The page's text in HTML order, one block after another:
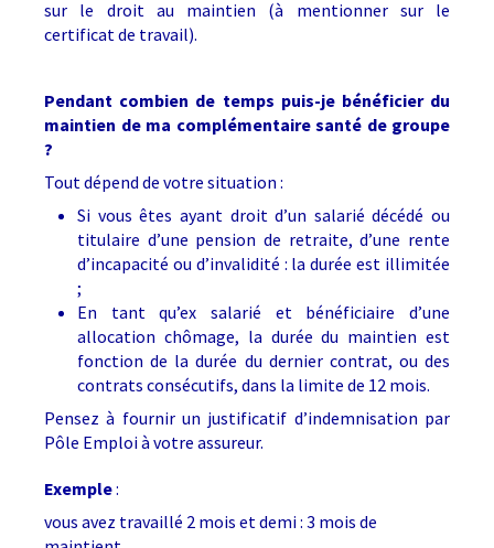
sur le droit au maintien (à mentionner sur le
certificat de travail).
Pendant combien de temps puis-je bénéficier du
maintien de ma complémentaire santé de groupe
?
Tout dépend de votre situation :
Si vous êtes ayant droit d’un salarié décédé ou
titulaire d’une pension de retraite, d’une rente
d’incapacité ou d’invalidité : la durée est illimitée
;
En tant qu’ex salarié et bénéficiaire d’une
allocation chômage, la durée du maintien est
fonction de la durée du dernier contrat, ou des
contrats consécutifs, dans la limite de 12 mois.
Pensez à fournir un justificatif d’indemnisation par
Pôle Emploi à votre assureur.
Exemple:
vous avez travaillé 2 mois et demi : 3 mois de